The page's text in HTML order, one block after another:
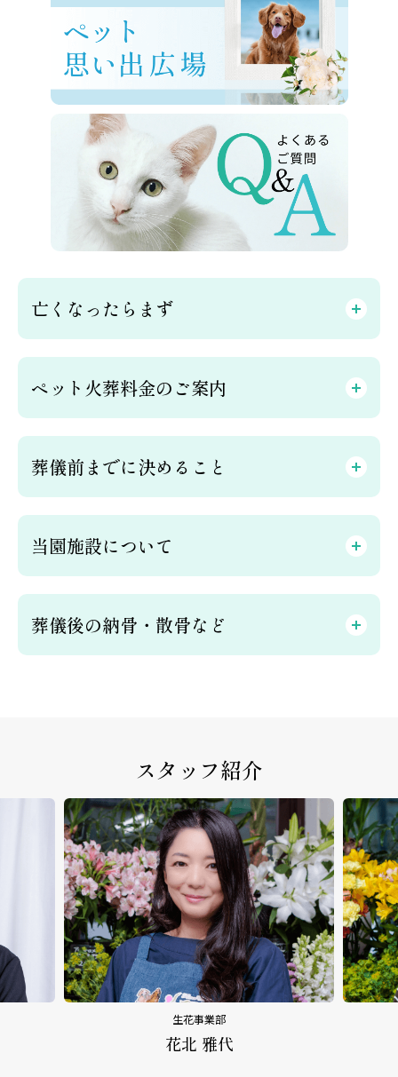
亡くなったらまず
ペット火葬料金のご案内
葬儀前までに決めること
当園施設について
葬儀後の納骨・散骨など
スタッフ紹介
生花事業部
花北 雅代